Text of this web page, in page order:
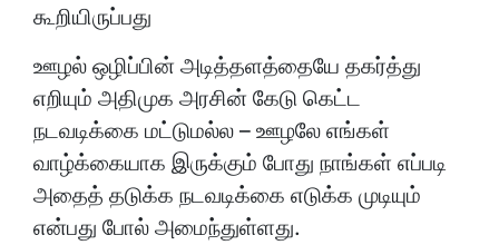
கூறியிருப்பது
ஊழல் ஒழிப்பின் அடித்தளத்தையே தகர்த்து
எறியும் அதிமுக அரசின் கேடு கெட்ட
நடவடிக்கை மட்டுமல்ல – ஊழலே எங்கள்
வாழ்க்கையாக இருக்கும் போது நாங்கள் எப்படி
அதைத் தடுக்க நடவடிக்கை எடுக்க முடியும்
என்பது போல் அமைந்துள்ளது.